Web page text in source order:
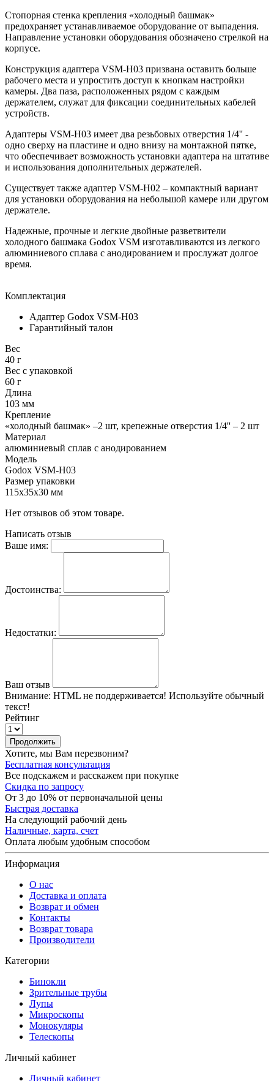
Стопорная стенка крепления «холодный башмак»
предохраняет устанавливаемое оборудование от выпадения.
Направление установки оборудования обозначено стрелкой на
корпусе.
Конструкция адаптера VSM-H03 призвана оставить больше
рабочего места и упростить доступ к кнопкам настройки
камеры. Два паза, расположенных рядом с каждым
держателем, служат для фиксации соединительных кабелей
устройств.
Адаптеры VSM-H03 имеет два резьбовых отверстия 1/4'' -
одно сверху на пластине и одно внизу на монтажной пятке,
что обеспечивает возможность установки адаптера на штативе
и использования дополнительных держателей.
Существует также адаптер VSM-H02 – компактный вариант
для установки оборудования на небольшой камере или другом
держателе.
Надежные, прочные и легкие двойные разветвители
холодного башмака Godox VSM изготавливаются из легкого
алюминиевого сплава с анодированием и прослужат долгое
время.
Комплектация
Адаптер Godox VSM-H03
Гарантийный талон
Вес
40 г
Вес с упаковкой
60 г
Длина
103 мм
Крепление
«холодный башмак» –2 шт, крепежные отверстия 1/4'' – 2 шт
Материал
алюминиевый сплав с анодированием
Модель
Godox VSM-H03
Размер упаковки
115х35х30 мм
Нет отзывов об этом товаре.
Написать отзыв
Ваше имя:
Достоинства:
Недостатки:
Ваш отзыв
Внимание: HTML не поддерживается! Используйте обычный
текст!
Рейтинг
Продолжить
Хотите, мы Вам перезвоним?
Бесплатная консультация
Все подскажем и расскажем при покупке
Скидка по запросу
От 3 до 10% от первоначальной цены
Быстрая доставка
На следующий рабочий день
Наличные, карта, счет
Оплата любым удобным способом
Информация
О нас
Доставка и оплата
Возврат и обмен
Контакты
Возврат товара
Производители
Категории
Бинокли
Зрительные трубы
Лупы
Микроскопы
Монокуляры
Телескопы
Личный кабинет
Личный кабинет